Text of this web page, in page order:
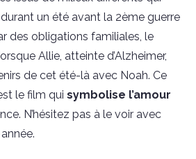
un été avant la 2ème guerre
des obligations familiales, le
Allie, atteinte d’Alzheimer,
de cet été-là avec Noah. Ce
le film qui symbolise l’amour
N’hésitez pas à le voir avec